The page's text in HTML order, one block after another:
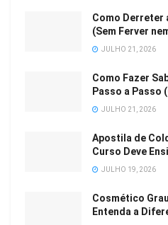
Como Derreter
(Sem Ferver
JULHO 21, 2026
Como Fazer
Passo a Passo
JULHO 21, 2026
Apostila de
Curso Deve
JULHO 19, 2026
Cosmético
Entenda a